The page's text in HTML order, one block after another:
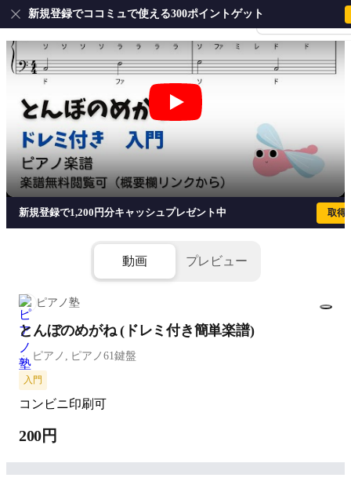
会員登録・ログイ
新規登録でココミュで使える300ポイントゲット
とんぼのめがね (ドレミ付き簡単楽譜)
新規登録で1,200円分キャッシュプレゼント中 取得
動画 プレビュー
ピアノ塾
とんぼのめがね (ドレミ付き簡単楽譜)
ピアノ, ピアノ61鍵盤
入門
コンビニ印刷可
200円